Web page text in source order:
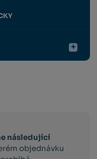
následující
objednávku